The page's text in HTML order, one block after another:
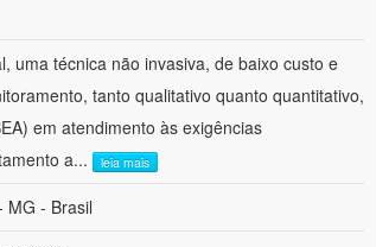
uma técnica não invasiva, de baixo custo e
tanto qualitativo quanto quantitativo,
em atendimento às exigências
a... leia mais
MG - Brasil